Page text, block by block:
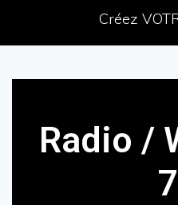
Créez
Radio /